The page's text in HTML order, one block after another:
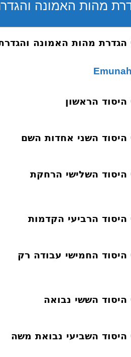
דע את אמונתך 001 הגדרת מהות האמונה
דע את אמונתך 004 היסוד השלישי הרחקת
דע את אמונתך 006 היסוד החמישי עבודה רק